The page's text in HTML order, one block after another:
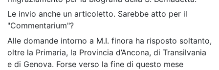
Le invio anche un articoletto. Sarebbe atto per il
"Commentarium"?
Alle domande intorno a M.I. finora ha risposto soltanto,
oltre la Primaria, la Provincia d’Ancona, di Transilvania
e di Genova. Forse verso la fine di questo mese